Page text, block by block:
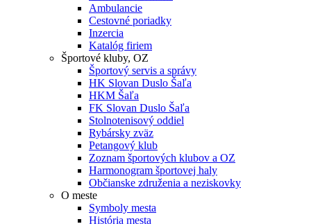
Ambulancie
Cestovné poriadky
Inzercia
Katalóg firiem
Športové kluby, OZ
Športový servis a správy
HK Slovan Duslo Šaľa
HKM Šaľa
FK Slovan Duslo Šaľa
Stolnotenisový oddiel
Rybársky zväz
Petangový klub
Zoznam športových klubov a OZ
Harmonogram športovej haly
Občianske združenia a neziskovky
O meste
Symboly mesta
História mesta